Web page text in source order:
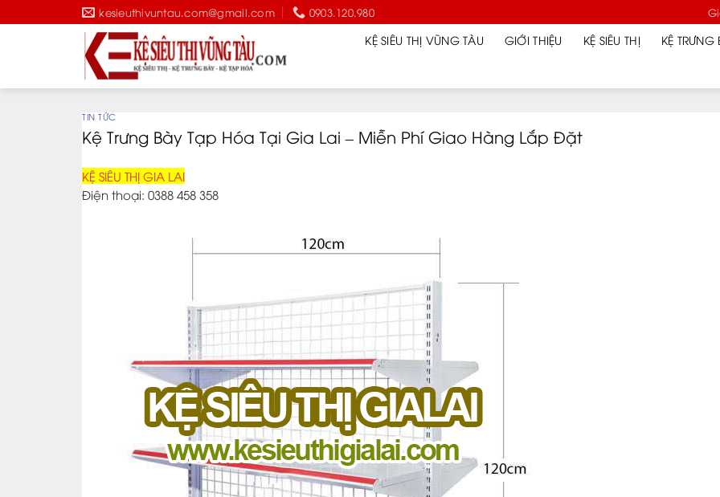
to
kesieuthivuntau.com@gmail.com 0903.120.980
KỆ SIÊU THỊ VŨNG TÀU GIỚI THIỆU KỆ SIÊU THỊ KỆ TRƯNG
TIN TỨC
Kệ Trưng Bày Tạp Hóa Tại Gia Lai – Miễn Phí Giao Hàng Lắp Đặt
KỆ SIÊU THỊ GIA LAI
Điện thoại: 0388 458 358